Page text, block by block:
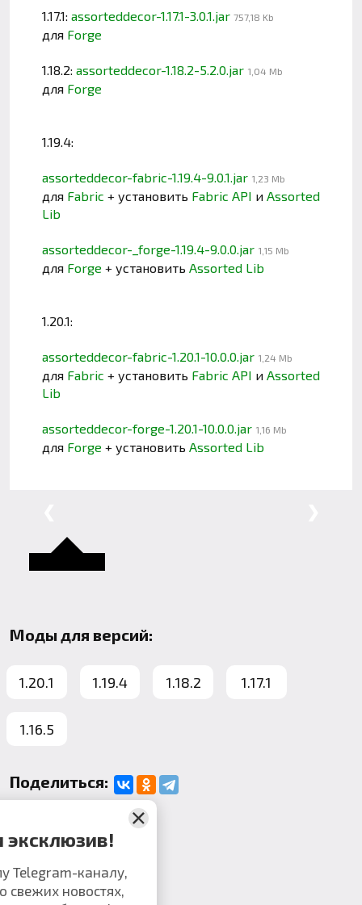
1.17.1: assorteddecor-1.17.1-3.0.1.jar 757,18 Kb
для Forge
1.18.2: assorteddecor-1.18.2-5.2.0.jar 1,04 Mb
для Forge
1.19.4:
assorteddecor-fabric-1.19.4-9.0.1.jar 1,23 Mb
для Fabric + установить Fabric API и Assorted
Lib
assorteddecor-_forge-1.19.4-9.0.0.jar 1,15 Mb
для Forge + установить Assorted Lib
1.20.1:
assorteddecor-fabric-1.20.1-10.0.0.jar 1,24 Mb
для Fabric + установить Fabric API и Assorted
Lib
assorteddecor-forge-1.20.1-10.0.0.jar 1,16 Mb
для Forge + установить Assorted Lib
Моды для версий:
1.20.1 1.19.4 1.18.2 1.17.1
1.16.5
Поделиться:
Комментарии
Не пропусти эксклюзив!
к нашему Telegram-каналу,
первым узнавать о свежих новостях,